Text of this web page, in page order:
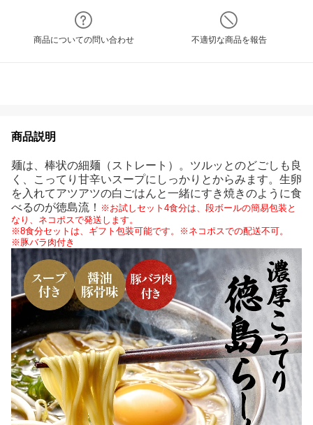
商品についての問い合わせ 不適切な商品を報告
商品説明
麺は、棒状の細麺（ストレート）。ツルッとのどごしも良
く、こってり甘辛いスープにしっかりとからみます。生卵
を入れてアツアツの白ごはんと一緒にすき焼きのように食
べるのが徳島流！ ※お試しセット4食分は、段ボールの簡易包装と
なり、ネコポスで発送します。
※8食分セットは、ギフト包装可能です。※ネコポスでの配送不可。
※豚バラ肉付き